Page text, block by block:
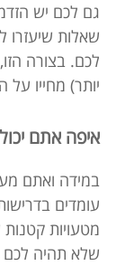
גם לכם יש
שאלות שיעזרו
לכם. בצורה
יותר) מחייו על
איפה אתם
במידה ואתם
עומדים
מטעויות
שלא תהיה לכם